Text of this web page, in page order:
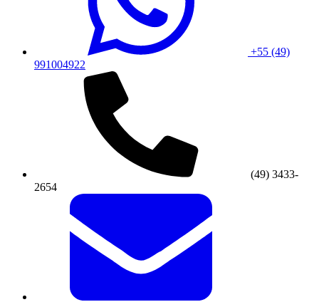
+55 (49)
991004922
(49) 3433-
2654